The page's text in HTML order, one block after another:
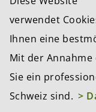
BCP
verwendet
Ihnen eine
Mit der Annahme
Sie ein
Schweiz sind. >